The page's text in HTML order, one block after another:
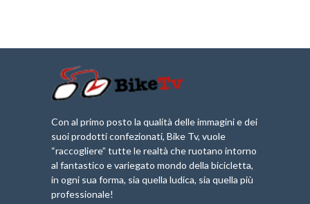
Con al primo posto la qualità delle immagini e dei
suoi prodotti confezionati, Bike Tv, vuole
“raccogliere” tutte le realtà che ruotano intorno
al fantastico e variegato mondo della bicicletta,
in ogni sua forma, sia quella ludica, sia quella più
professionale!